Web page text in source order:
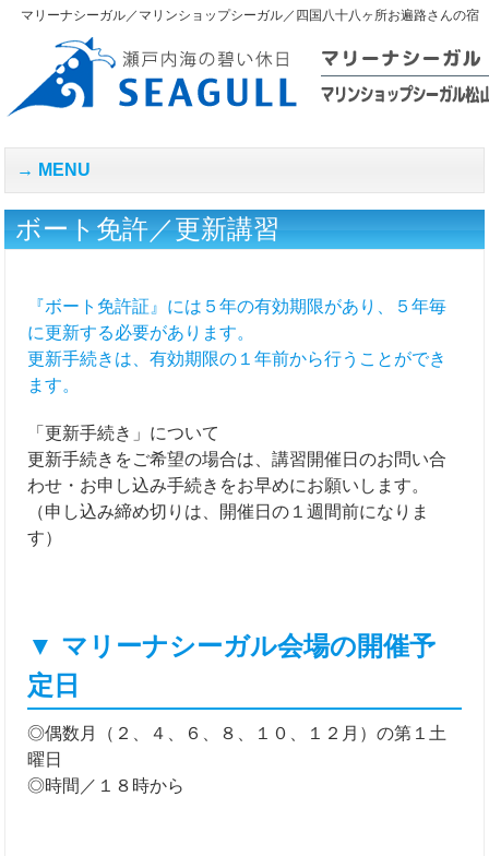
マリーナシーガル／マリンショップシーガル／四国八十八ヶ所お遍路さんの宿
MENU
ボート免許／更新講習
『ボート免許証』には５年の有効期限があり、５年毎
に更新する必要があります。
更新手続きは、有効期限の１年前から行うことができ
ます。
「更新手続き」について
更新手続きをご希望の場合は、講習開催日のお問い合
わせ・お申し込み手続きをお早めにお願いします。
（申し込み締め切りは、開催日の１週間前になりま
す）
▼ マリーナシーガル会場の開催予
定日
◎偶数月（２、４、６、８、１０、１２月）の第１土
曜日
◎時間／１８時から